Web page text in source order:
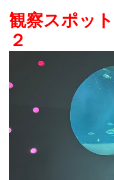
観察スポッ
２